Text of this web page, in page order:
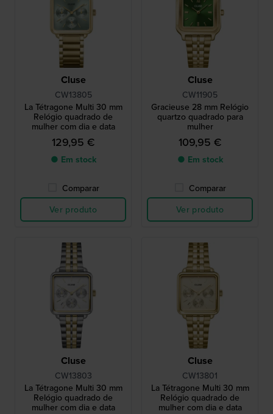
Cluse
CW13805
La Tétragone Multi 30 mm
Relógio quadrado de
mulher com dia e data
129,95 €
● Em stock
Comparar
Ver produto
Cluse
CW11905
Gracieuse 28 mm Relógio
quartzo quadrado para
mulher
109,95 €
● Em stock
Comparar
Ver produto
Cluse
CW13803
La Tétragone Multi 30 mm
Relógio quadrado de
mulher com dia e data
Cluse
CW13801
La Tétragone Multi 30 mm
Relógio quadrado de
mulher com dia e data